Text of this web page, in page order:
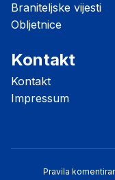
Braniteljske vijesti
Obljetnice
Kontakt
Kontakt
Impressum
Pravila